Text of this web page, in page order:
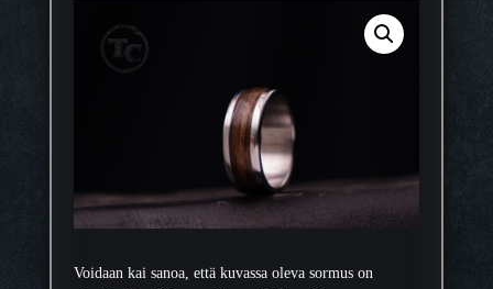
Voidaan kai sanoa, että kuvassa oleva sormus on